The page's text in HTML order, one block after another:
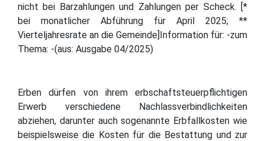
nicht bei Barzahlungen und Zahlungen per Scheck. [*
bei monatlicher Abführung für April 2025; **
Vierteljahresrate an die Gemeinde]Information für: -zum
Thema: -(aus: Ausgabe 04/2025)
Erben dürfen von ihrem erbschaftsteuerpflichtigen
Erwerb verschiedene Nachlassverbindlichkeiten
abziehen, darunter auch sogenannte Erbfallkosten wie
beispielsweise die Kosten für die Bestattung und zur